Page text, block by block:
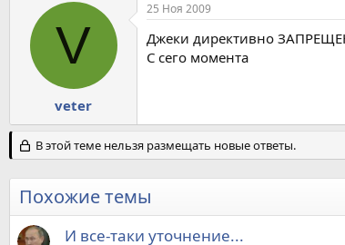
V
veter
25 Ноя 2009
Джеки директивно
С сего момента
В этой теме нельзя размещать новые ответы.
Похожие темы
И все-таки уточнение...